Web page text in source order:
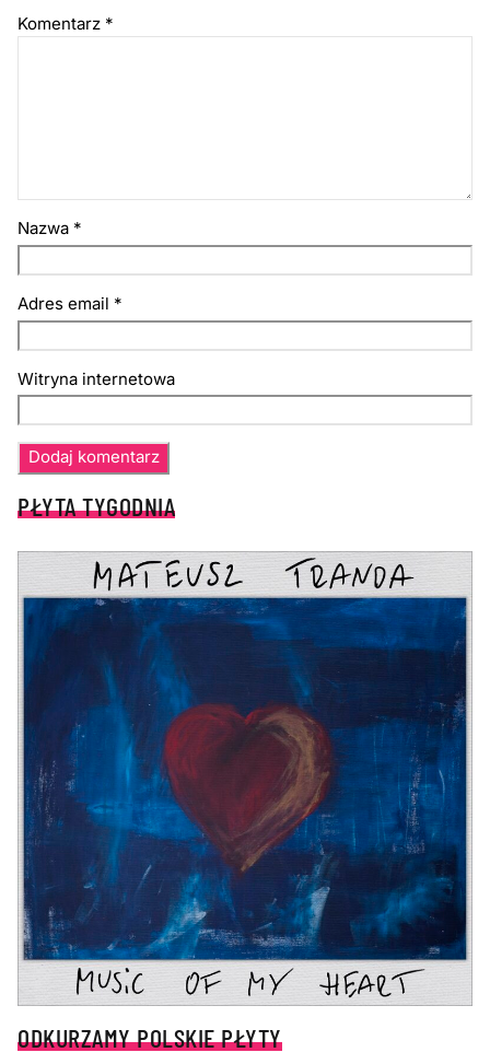
Komentarz *
Nazwa *
Adres email *
Witryna internetowa
PŁYTA TYGODNIA
ODKURZAMY POLSKIE PŁYTY